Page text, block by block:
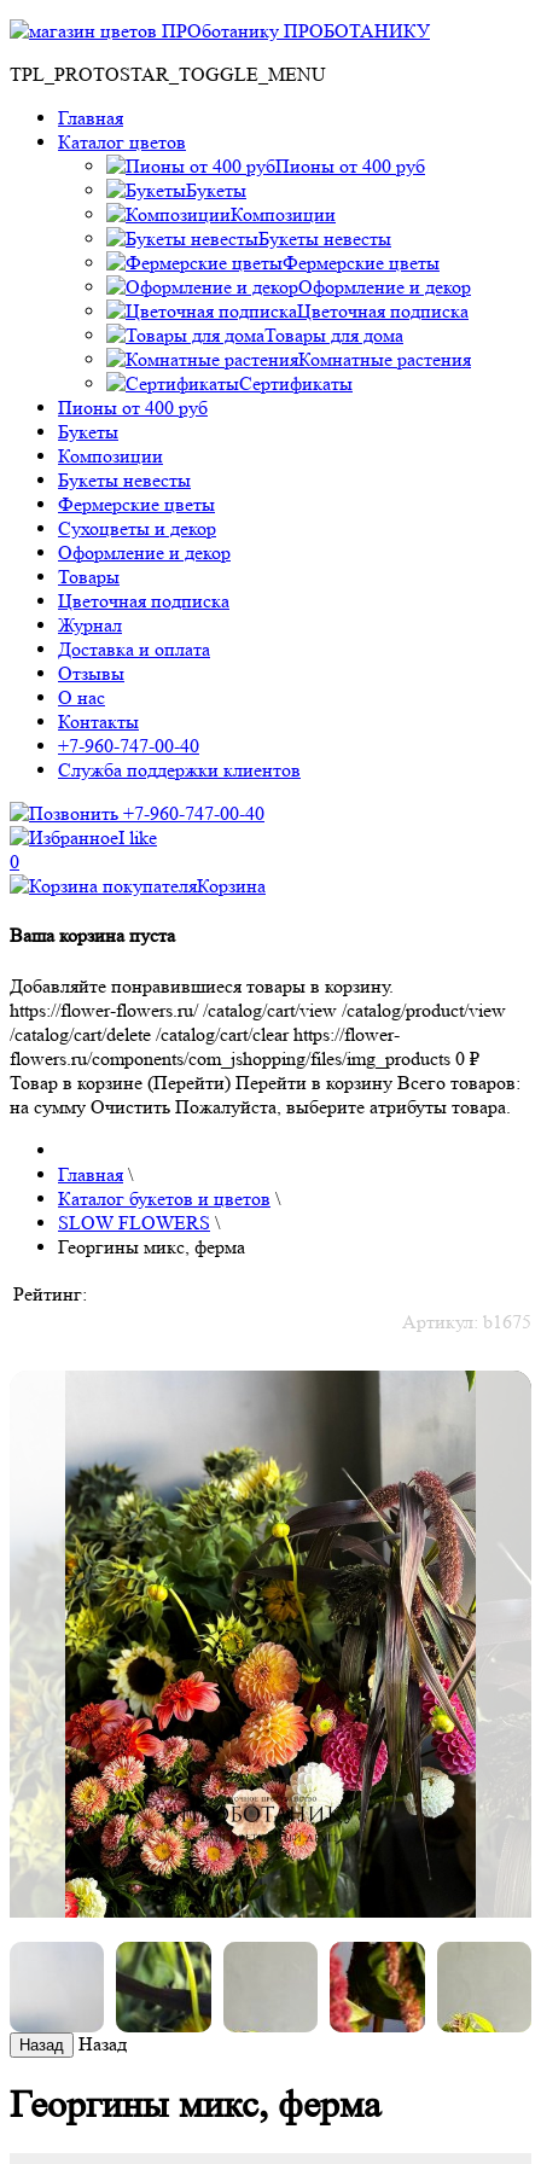
ПРОБОТАНИКУ
TPL_PROTOSTAR_TOGGLE_MENU
Главная
Каталог цветов
Пионы от 400 руб
Букеты
Композиции
Букеты невесты
Фермерские цветы
Оформление и декор
Цветочная подписка
Товары для дома
Комнатные растения
Сертификаты
Пионы от 400 руб
Букеты
Композиции
Букеты невесты
Фермерские цветы
Сухоцветы и декор
Оформление и декор
Товары
Цветочная подписка
Журнал
Доставка и оплата
Отзывы
О нас
Контакты
+7-960-747-00-40
Служба поддержки клиентов
+7-960-747-00-40
I like
0
Корзина
Ваша корзина пуста
Добавляйте понравившиеся товары в корзину.
https://flower-flowers.ru/ /catalog/cart/view /catalog/product/view
/catalog/cart/delete /catalog/cart/clear https://flower-
flowers.ru/components/com_jshopping/files/img_products 0 ₽
Товар в корзине (Перейти) Перейти в корзину Всего товаров:
на сумму Очистить Пожалуйста, выберите атрибуты товара.
Главная \
Каталог букетов и цветов \
SLOW FLOWERS \
Георгины микс, ферма
Рейтинг:
Артикул: b1675
Назад
Георгины микс, ферма